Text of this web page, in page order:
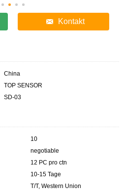
Kontakt
China
TOP SENSOR
SD-03
10
negotiable
12 PC pro ctn
10-15 Tage
T/T, Western Union